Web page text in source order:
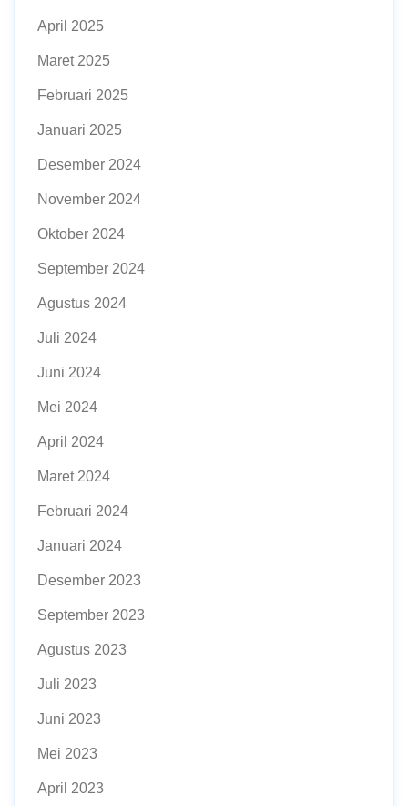
April 2025
Maret 2025
Februari 2025
Januari 2025
Desember 2024
November 2024
Oktober 2024
September 2024
Agustus 2024
Juli 2024
Juni 2024
Mei 2024
April 2024
Maret 2024
Februari 2024
Januari 2024
Desember 2023
September 2023
Agustus 2023
Juli 2023
Juni 2023
Mei 2023
April 2023